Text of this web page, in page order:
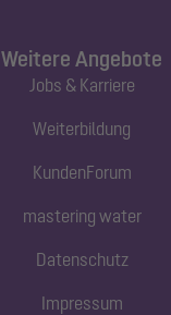
Weitere Angebote
Jobs & Karriere
Weiterbildung
KundenForum
mastering water
Datenschutz
Impressum